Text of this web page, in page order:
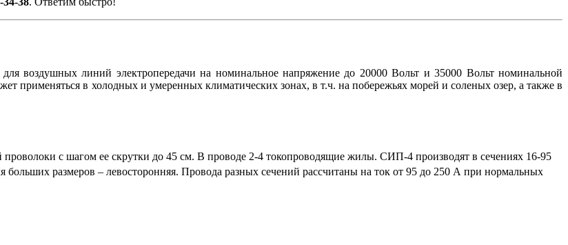
воздушных линий электропередачи на номинальное напряжение до 20000 Вольт и 35000 Вольт номинальной
применяться в холодных и умеренных климатических зонах, в т.ч. на побережьях морей и соленых озер, а также в
с шагом ее скрутки до 45 см. В проводе 2-4 токопроводящие жилы. СИП-4 производят в сечениях 16-95
больших размеров – левосторонняя. Провода разных сечений рассчитаны на ток от 95 до 250 А при нормальных